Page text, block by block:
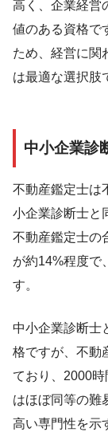
高く、企業経営
値のある資格で
ため、経営に関
は最適な選択肢
中小企業診
不動産鑑定士は
小企業診断士と
不動産鑑定士の
が約14%程度で
す。
中小企業診断士
格ですが、不動
ており、2000
はほぼ同等の難
高い専門性を示